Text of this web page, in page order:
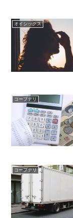
オイシックス
コープデリ
コープデリ